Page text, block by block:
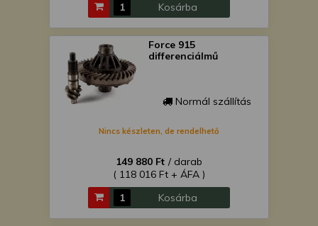
Kosárba
Force 915
differenciálmű
Normál szállítás
Nincs készleten, de rendelhető
149 880 Ft / darab
( 118 016 Ft + ÁFA )
Kosárba